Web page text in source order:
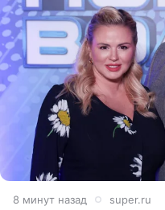
9 минут назад super.ru